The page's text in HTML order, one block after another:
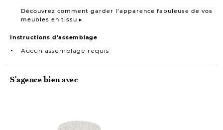
Découvrez comment garder l’apparence fabuleuse de vos
meubles en tissu ▸
Instructions d'assemblage
Aucun assemblage requis
S'agence bien avec